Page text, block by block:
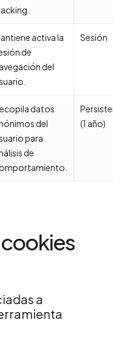
activa la
de
del
Sesión
datos
del
para
de
(1 año)
a